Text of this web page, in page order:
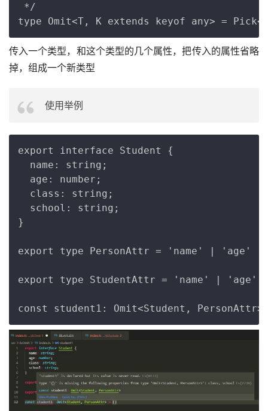
*/
传入一个类型，和这个类型的几个属性，把传入的属性省略
掉，组成一个新类型
使用举例
export interface Student {
  name: string;
  age: number;
  class: string;
  school: string;
}
export type PersonAttr = 'name' | 'age'
export type StudentAttr = 'name' |